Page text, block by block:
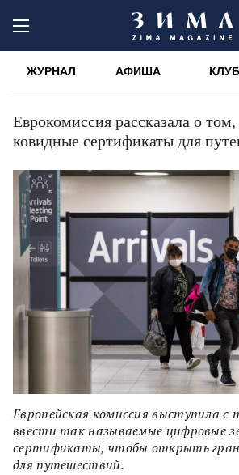
ЖУРНАЛ АФИША КЛУБ
Еврокомиссия рассказала о
ковидные сертификаты для
Европейская комиссия выступила с
ввести так называемые цифровые
сертификаты, чтобы открыть
для путешествий.